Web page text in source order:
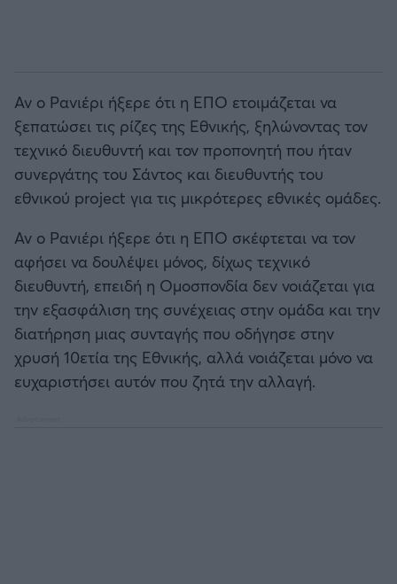
Αν ο Ρανιέρι ήξερε ότι η ΕΠΟ ετοιμάζεται να
ξεπατώσει τις ρίζες της Εθνικής, ξηλώνοντας τον
τεχνικό διευθυντή και τον προπονητή που ήταν
συνεργάτης του Σάντος και διευθυντής του
εθνικού project για τις μικρότερες εθνικές ομάδες.
Αν ο Ρανιέρι ήξερε ότι η ΕΠΟ σκέφτεται να τον
αφήσει να δουλέψει μόνος, δίχως τεχνικό
διευθυντή, επειδή η Ομοσπονδία δεν νοιάζεται για
την εξασφάλιση της συνέχειας στην ομάδα και την
διατήρηση μιας συνταγής που οδήγησε στην
χρυσή 10ετία της Εθνικής, αλλά νοιάζεται μόνο να
ευχαριστήσει αυτόν που ζητά την αλλαγή.